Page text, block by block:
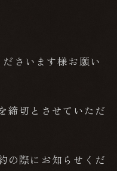
さいます様お願い
締切とさせていただ
の際にお知らせくだ